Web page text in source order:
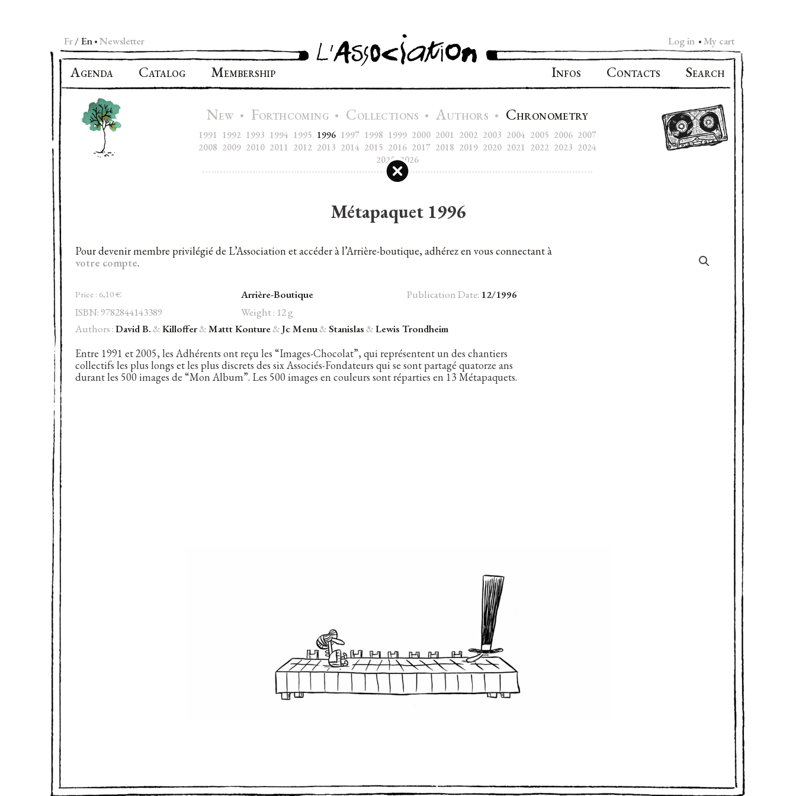
Fr En•Newsletter Log in •My cart
AGENDA CATALOG MEMBERSHIP INFOS CONTACTS SEARCH
NEW • FORTHCOMING • COLLECTIONS • AUTHORS • CHRONOMETRY
1991 1992 1993 1994 1995 1996 1997 1998 1999 2000 2001 2002 2003 2004 2005 2006 2007
2008 2009 2010 2011 2012 2013 2014 2015 2016 2017 2018 2019 2020 2021 2022 2023 2024
2025 2026
Métapaquet 1996
Pour devenir membre privilégié de L’Association et accéder à l’Arrière-boutique, adhérez en vous connectant à
votre compte.
Price : 6,10€ Arrière-Boutique Publication Date: 12/1996
ISBN: 9782844143389
Weight : 12 g
Authors :David B. &Killoffer&Mattt Konture&Jc Menu&Stanislas &Lewis Trondheim
Entre 1991 et 2005, les Adhérents ont reçu les “Images-Chocolat”, qui représentent un des chantiers
collectifs les plus longs et les plus discrets des six Associés-Fondateurs qui se sont partagé quatorze ans
durant les 500 images de “Mon Album”. Les 500 images en couleurs sont réparties en 13 Métapaquets.